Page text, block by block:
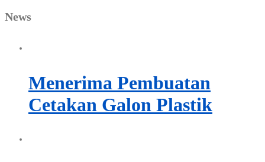
News
Menerima Pembuatan
Cetakan Galon Plastik